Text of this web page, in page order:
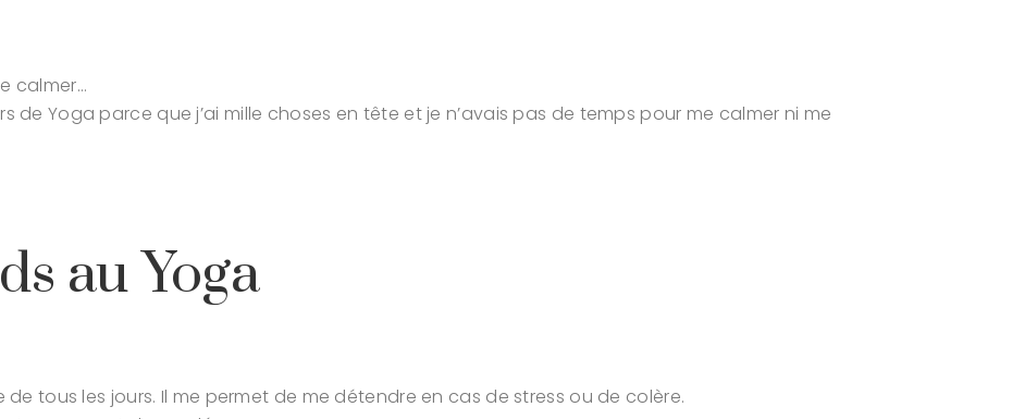
calmer…
de Yoga parce que j’ai mille choses en tête et je n’avais pas de temps pour me calmer ni me
au Yoga
de tous les jours. Il me permet de me détendre en cas de stress ou de colère.